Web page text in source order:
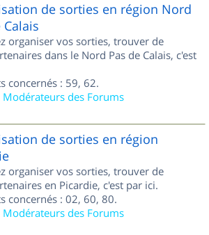
de sorties en région Nord
Calais
organiser vos sorties, trouver de
dans le Nord Pas de Calais, c'est
concernés : 59, 62.
Modérateurs des Forums
de sorties en région
organiser vos sorties, trouver de
en Picardie, c'est par ici.
concernés : 02, 60, 80.
Modérateurs des Forums